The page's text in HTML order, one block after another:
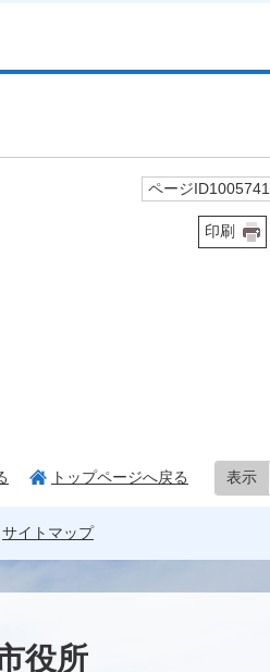
ページID1005741
印刷
トップページへ戻る 表示
サイトマップ
役所